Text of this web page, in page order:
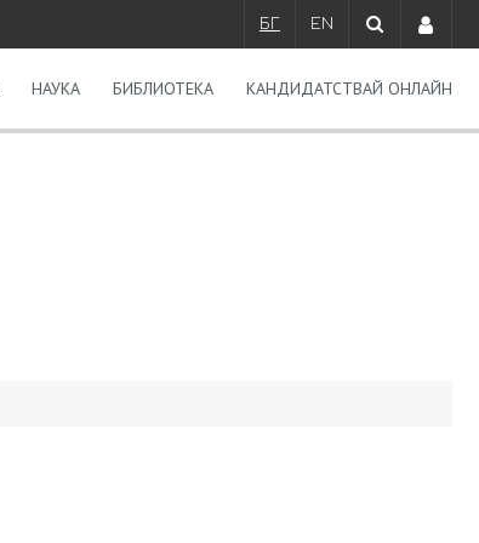
БГ EN
НАУКА БИБЛИОТЕКА КАНДИДАТСТВАЙ ОНЛАЙН